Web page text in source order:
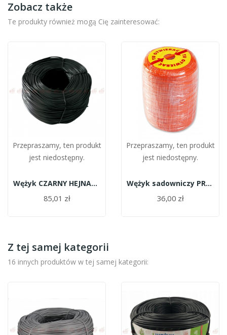
Zobacz także
Te produkty również mogą Cię zainteresować:
Przepraszamy, ten produkt
jest niedostępny.
Wężyk CZARNY HEJNAŁ 5mm 5 kg
85,01 zł
Przepraszamy, ten produkt
jest niedostępny.
Wężyk sadowniczy PREMIUM pomarańczowy 1,5kg
36,00 zł
Z tej samej kategorii
16 innych produktów w tej samej kategorii: